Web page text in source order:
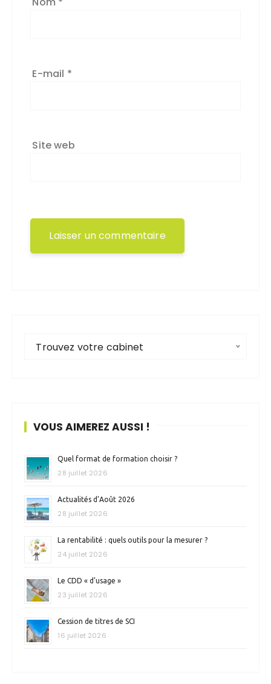
E-mail *
Site web
Trouvez votre cabinet
VOUS AIMEREZ AUSSI !
Quel format de formation choisir ?
28 juillet 2026
Actualités d’Août 2026
28 juillet 2026
La rentabilité : quels outils pour la mesurer ?
24 juillet 2026
Le CDD « d’usage »
23 juillet 2026
Cession de titres de SCI
16 juillet 2026